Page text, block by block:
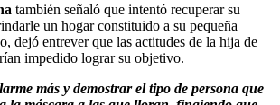
también señaló que intentó recuperar su
un hogar constituido a su pequeña
dejó entrever que las actitudes de la hija de
impedido lograr su objetivo.
más y demostrar el tipo de persona que